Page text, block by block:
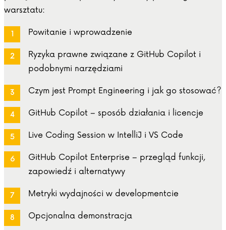
warsztatu:
Powitanie i wprowadzenie
Ryzyka prawne związane z GitHub Copilot i
podobnymi narzędziami
Czym jest Prompt Engineering i jak go stosować?
GitHub Copilot – sposób działania i licencje
Live Coding Session w IntelliJ i VS Code
GitHub Copilot Enterprise – przegląd funkcji,
zapowiedź i alternatywy
Metryki wydajności w developmentcie
Opcjonalna demonstracja